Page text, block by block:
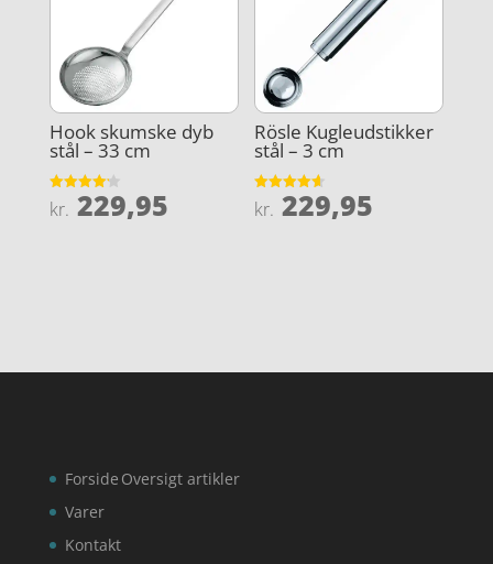
Hook skumske dyb
stål – 33 cm
Vurderet
4.2
kr. 229,95
Rösle Kugleudstikker
stål – 3 cm
Vurderet
4.6
kr. 229,95
Forside
Varer
Kontakt
Oversigt artikler